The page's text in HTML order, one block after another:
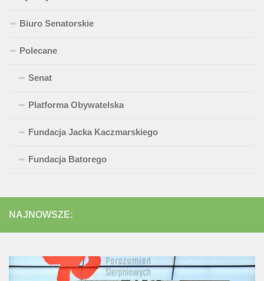
Biuro Senatorskie
Polecane
Senat
Platforma Obywatelska
Fundacja Jacka Kaczmarskiego
Fundacja Batorego
NAJNOWSZE: